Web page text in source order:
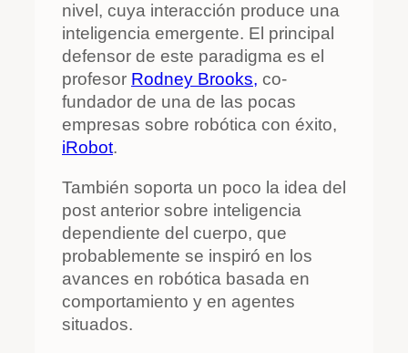
nivel, cuya interacción produce una
inteligencia emergente. El principal
defensor de este paradigma es el
profesor Rodney Brooks, co-
fundador de una de las pocas
empresas sobre robótica con éxito,
iRobot.
También soporta un poco la idea del
post anterior sobre inteligencia
dependiente del cuerpo, que
probablemente se inspiró en los
avances en robótica basada en
comportamiento y en agentes
situados.